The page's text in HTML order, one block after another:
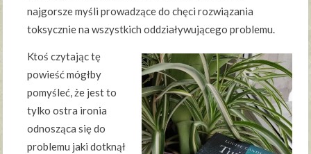
najgorsze myśli prowadzące do chęci rozwiązania
toksycznie na wszystkich oddziaływującego problemu.
Ktoś czytając tę
powieść mógłby
pomyśleć, że jest to
tylko ostra ironia
odnosząca się do
problemu jaki dotknął